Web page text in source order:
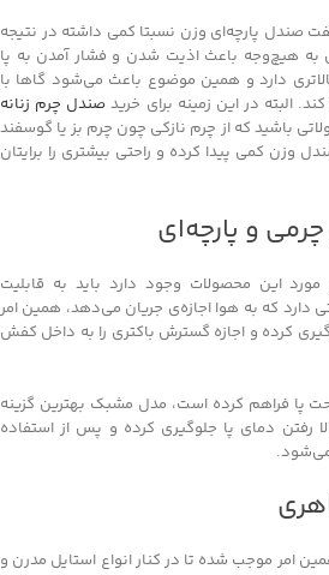
صندل پارچه‌ای وزن نسبتا کمی داشته در نتیجه
به هیچ‌وجه باعث اذیت شدن و فشار آمدن به پا
دارد و همین موضوع باعث می‌شود گاها با
البته در این زمینه برای خرید صندل چرم زنانه
باشید که از چرم نازکی چون چرم بز یا گوسفند
وزن کمی پیدا کرده و راحتی بیشتری را برایتان
و پارچه‌ای
این محصولات وجود دارد باید به قابلیت
دارد که به هوا اجازه‌ی جریان می‌دهد، همین امر
کرده و اجازه گسترش باکتری را به داخل کفش
پا فراهم کرده است، مدل مشبک بهترین گزینه
رفتن دمای پا جلوگیری کرده و پس از استفاده
امر موجب شده تا در کنار انواع استایل مدرن و